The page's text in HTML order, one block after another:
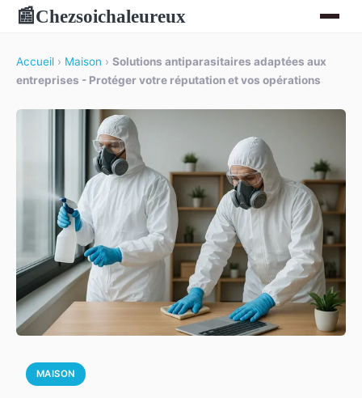
📰Chezsoichaleureux
Accueil › Maison › Solutions antiparasitaires adaptées aux
entreprises - Protéger votre réputation et vos opérations
MAISON